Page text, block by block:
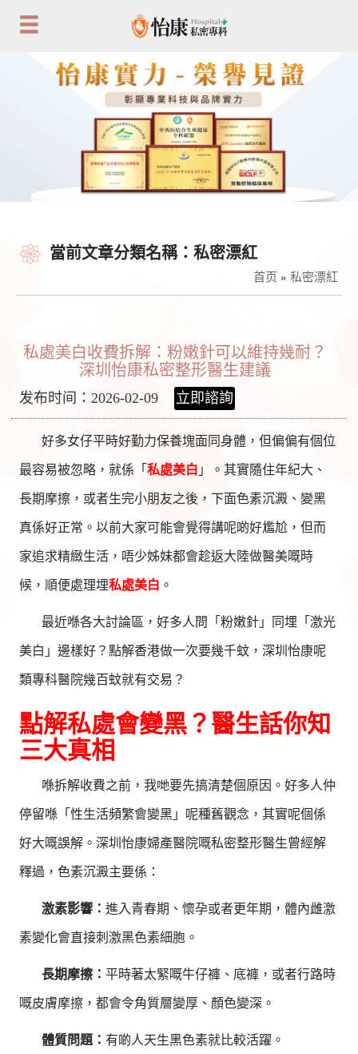
當前文章分類名稱：私密漂紅
首页 » 私密漂紅
私處美白收費拆解：粉嫩針可以維持幾耐？
深圳怡康私密整形醫生建議
发布时间：2026-02-09 立即諮詢
好多女仔平時好勤力保養塊面同身體，但偏偏有個位
最容易被忽略，就係「私處美白 」。其實隨住年紀大、
長期摩擦，或者生完小朋友之後，下面色素沉澱、變黑
真係好正常。以前大家可能會覺得講呢啲好尷尬，但而
家追求精緻生活，唔少姊妹都會趁返大陸做醫美嘅時
候，順便處理埋私處美白 。
最近喺各大討論區，好多人問「粉嫩針」同埋「激光
美白」邊樣好？點解香港做一次要幾千蚊，深圳怡康呢
類專科醫院幾百蚊就有交易？
點解私處會變黑？醫生話你知
三大真相
喺拆解收費之前，我哋要先搞清楚個原因。好多人仲
停留喺「性生活頻繁會變黑」呢種舊觀念，其實呢個係
好大嘅誤解。深圳怡康婦產醫院嘅私密整形醫生曾經解
釋過，色素沉澱主要係：
激素影響：進入青春期、懷孕或者更年期，體內雌激
素變化會直接刺激黑色素細胞。
長期摩擦：平時著太緊嘅牛仔褲、底褲，或者行路時
嘅皮膚摩擦，都會令角質層變厚、顏色變深。
體質問題：有啲人天生黑色素就比較活躍。